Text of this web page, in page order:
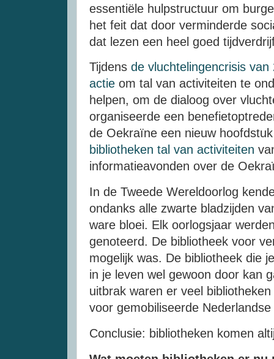
essentiële hulpstructuur om
het feit dat door verminderde
dat lezen een heel goed
Tijdens de vluchtelingencrisis
actie om tal van activiteiten te
helpen, om de dialoog over
organiseerde een
de Oekraïne een nieuw
bibliotheken tal van activiteiten
informatieavonden over de
In de Tweede Wereldoorlog
ondanks alle zwarte bladzijden
ware bloei. Elk oorlogsjaar
genoteerd. De bibliotheek voor
mogelijk was. De bibliotheek die
in je leven wel gewoon door kan
uitbrak waren er veel
voor gemobiliseerde
Conclusie: bibliotheken komen